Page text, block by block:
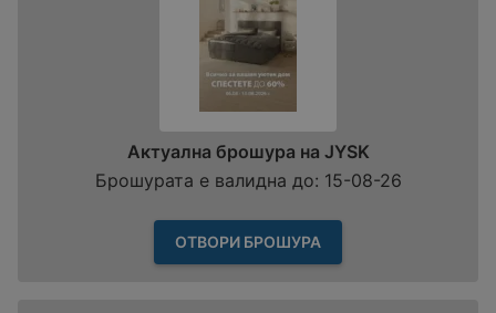
Актуална брошура на JYSK
Брошурата е валидна до: 15-08-26
ОТВОРИ БРОШУРА